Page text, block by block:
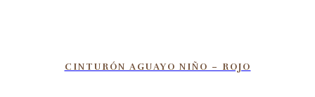
CINTURÓN AGUAYO NIÑO – ROJO